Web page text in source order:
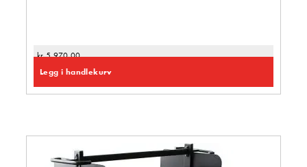
kr5 970,00
Legg i handlekurv